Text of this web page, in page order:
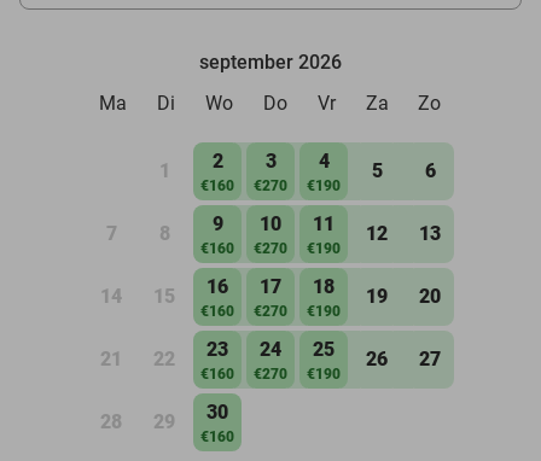
september 2026
Ma
Di Wo Do Vr Za Zo
1 2
€160
3
€270
4
€190
5 6
7 8 9
€160
10
€270
11
€190
12 13
14 15 16
€160
17
€270
18
€190
19 20
21 22 23
€160
24
€270
25
€190
26 27
28 29 30
€160